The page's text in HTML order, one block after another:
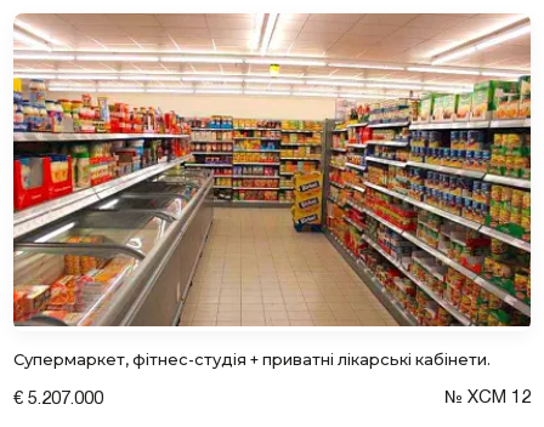
Супермаркет, фітнес-студія + приватні лікарські кабінети.
€ 5.207.000 № XCM 12